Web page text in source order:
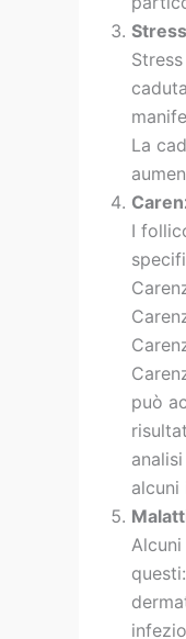
La
I
può
questi: